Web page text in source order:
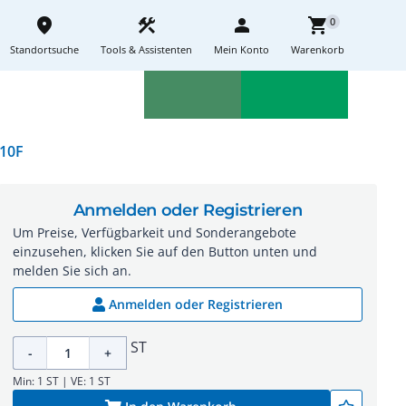
place
Standortsuche
construction
Tools & Assistenten
person
Mein Konto
shopping_cart0
Warenkorb
Anmelden oder Registrieren
Um Preise, Verfügbarkeit und Sonderangebote
einzusehen, klicken Sie auf den Button unten und
melden Sie sich an.
Anmelden oder Registrieren
- + ST
Min: 1 ST | VE: 1 ST